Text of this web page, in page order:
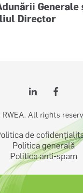
Director
All rights
de
Politica generală
Politica anti-spam